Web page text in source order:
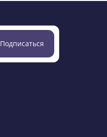
Подписаться